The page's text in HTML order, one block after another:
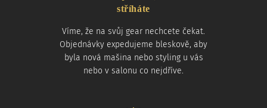
stříháte
Víme, že na svůj gear nechcete čekat.
Objednávky expedujeme bleskově, aby
byla nová mašina nebo styling u vás
nebo v salonu co nejdříve.